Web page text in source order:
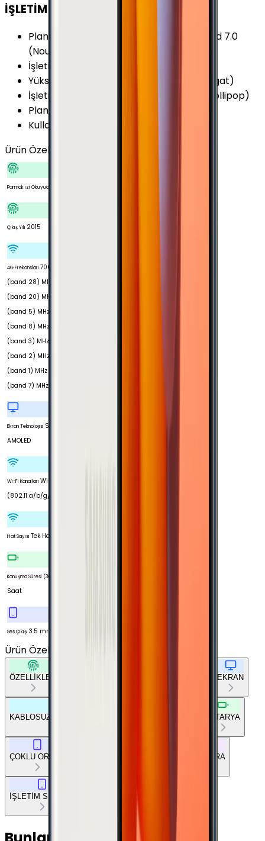
İŞLETİM SİSTEMİ
Planlanan Yükseltilebilir Versiyon
Android 7.0
(Nougat)
İşletim Sistemi
Yükseltilebilir Versiyon
Android 7.0 (Nougat)
İşletim Sistemi Versiyonu
Android 5.1.1 (Lollipop)
Planlanan Yükseltme Tarihi
Kullanıcı Arayüzü
Ürün Özellikleri
Parmak izi Okuyucu
Çıkış Yılı 2015
4G Frekansları 700
(band 28) MHz 800
(band 20) MHz 850
(band 5) MHz 900
(band 8) MHz 1800
(band 3) MHz 1900
(band 2) MHz 2100
(band 1) MHz 2600
(band 7) MHz
Ekran Teknolojisi Super
AMOLED
Wi-Fi Kanalları Wi-Fi 5
(802.11 a/b/g/n/ac)
Hat Sayısı Tek Hat
Konuşma Süresi (3G)
Saat
Ses Çıkışı 3.5 mm
Ürün Özellikleri
ÖZELLİKLER EKRAN
KABLOSUZ BAĞLANTILAR BATARYA
ÇOKLU ORTAM KAMERA
İŞLETİM SİSTEMİ